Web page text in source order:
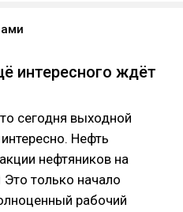
интересного ждёт
сегодня выходной
Нефть
нефтяников на
только начало
рабочий